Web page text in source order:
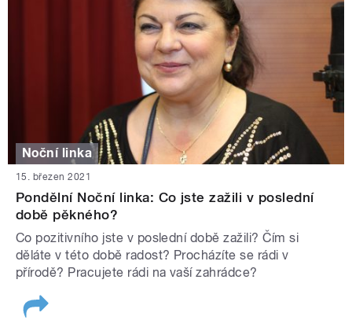
Noční linka
15. březen 2021
Pondělní Noční linka: Co jste zažili v poslední
době pěkného?
Co pozitivního jste v poslední době zažili? Čím si
děláte v této době radost? Procházíte se rádi v
přírodě? Pracujete rádi na vaší zahrádce?